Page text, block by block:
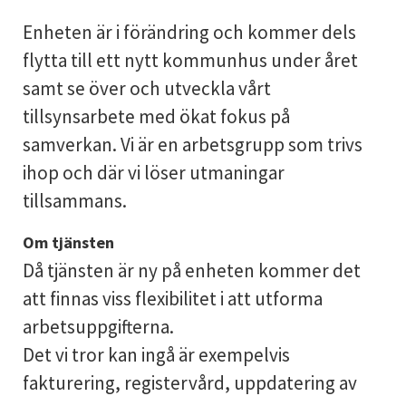
Enheten är i förändring och kommer dels
flytta till ett nytt kommunhus under året
samt se över och utveckla vårt
tillsynsarbete med ökat fokus på
samverkan. Vi är en arbetsgrupp som trivs
ihop och där vi löser utmaningar
tillsammans.
Om tjänsten
Då tjänsten är ny på enheten kommer det
att finnas viss flexibilitet i att utforma
arbetsuppgifterna.
Det vi tror kan ingå är exempelvis
fakturering, registervård, uppdatering av